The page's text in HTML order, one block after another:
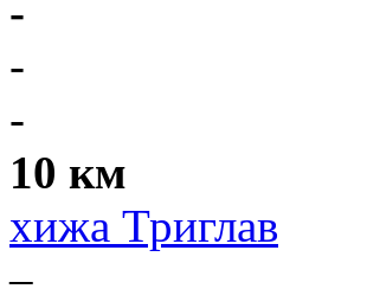
-
-
-
10 км
хижа Триглав
–